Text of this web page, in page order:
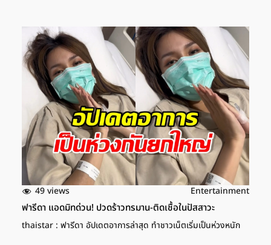
49 views Entertainment
ฟารีดา แอดมิทด่วน! ปวดร้าวทรมาน-ติดเชื้อในปัสสาวะ
thaistar : ฟารีดา อัปเดตอาการล่าสุด ทำชาวเน็ตเริ่มเป็นห่วงหนัก